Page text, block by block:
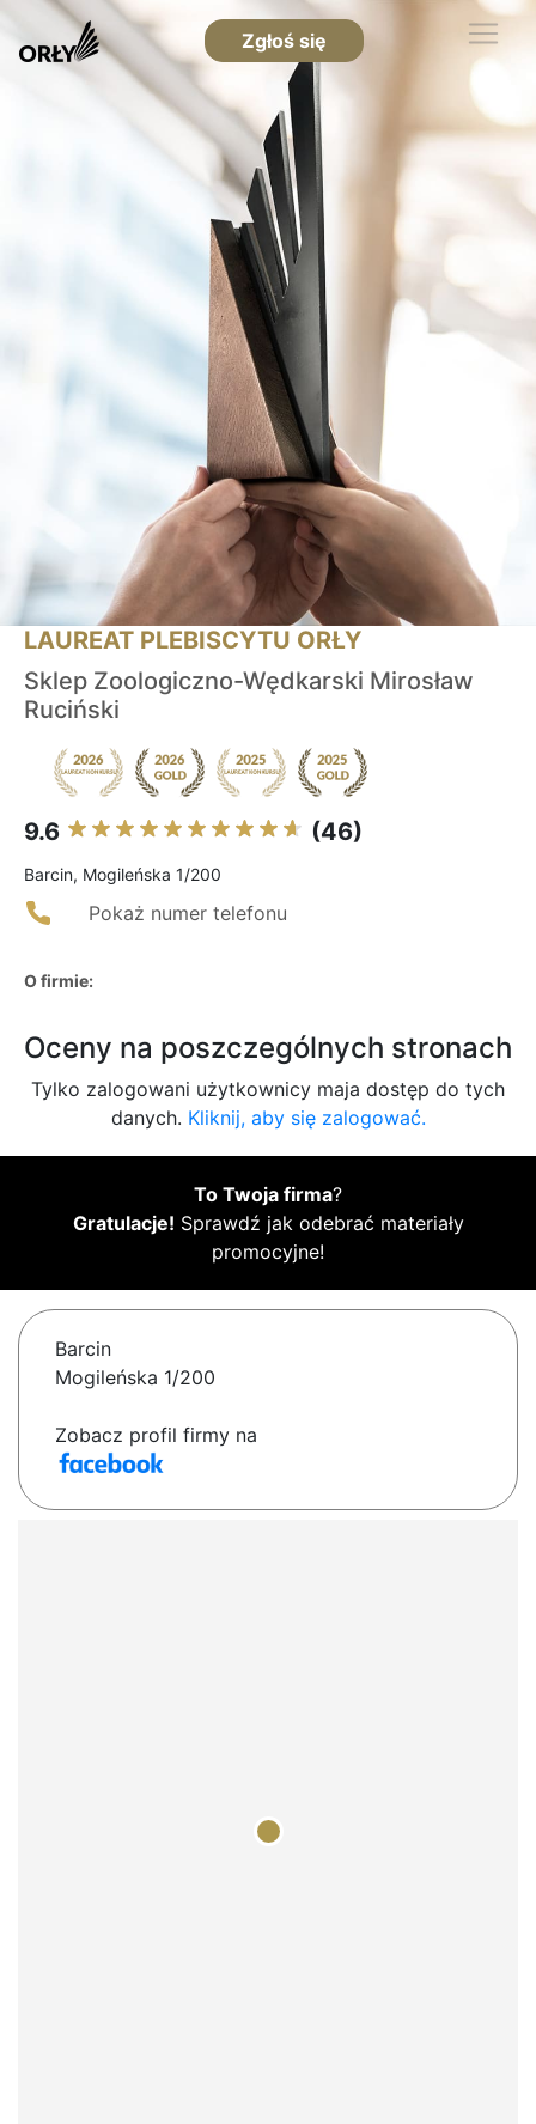
Zgłoś się
LAUREAT PLEBISCYTU ORŁY
Sklep Zoologiczno-Wędkarski Mirosław
Ruciński
9.6 (46)
Barcin, Mogileńska 1/200
Pokaż numer telefonu
O firmie:
Oceny na poszczególnych stronach
Tylko zalogowani użytkownicy maja dostęp do tych
danych. Kliknij, aby się zalogować.
To Twoja firma?
Gratulacje! Sprawdź jak odebrać materiały
promocyjne!
Barcin
Mogileńska 1/200
Zobacz profil firmy na